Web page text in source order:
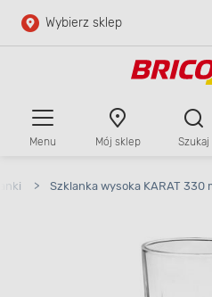
Przejdź do głównej
Wybierz sklep
Menu Mój sklep Szukaj
> Szklanka wysoka KARAT